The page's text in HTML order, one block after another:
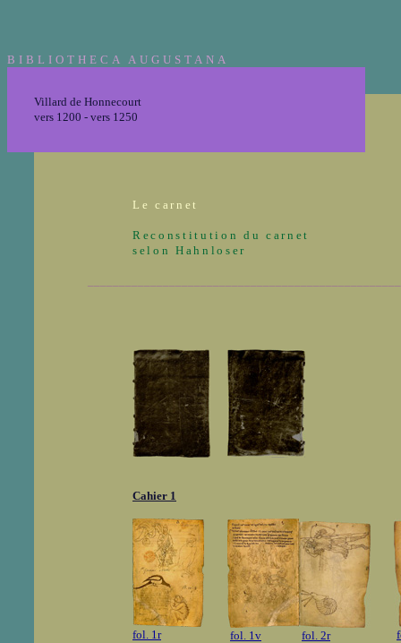
BIBLIOTHECA AUGUSTANA
Villard de Honnecourt
vers 1200 - vers 1250
Le carnet
Reconstitution du carnet
selon Hahnloser
Cahier 1
fol. 1r fol. 1v fol. 2r